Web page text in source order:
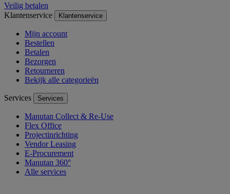
Veilig betalen
Klantenservice
Klantenservice
Mijn account
Bestellen
Betalen
Bezorgen
Retourneren
Bekijk alle categorieën
Services Services
Manutan Collect & Re-Use
Flex Office
Projectinrichting
Vendor Leasing
E-Procurement
Manutan 360°
Alle services